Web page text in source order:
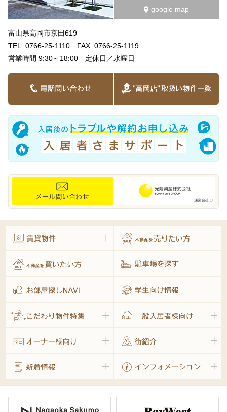
google map
富山県高岡市京田619
TEL. 0766-25-1110 FAX. 0766-25-1119
営業時間 9:30～18:00 定休日／水曜日